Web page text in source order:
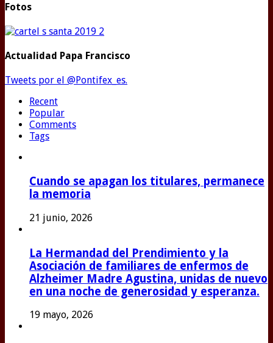
Fotos
Actualidad Papa Francisco
Tweets por el @Pontifex_es.
Recent
Popular
Comments
Tags
Cuando se apagan los titulares, permanece
la memoria
21 junio, 2026
La Hermandad del Prendimiento y la
Asociación de familiares de enfermos de
Alzheimer Madre Agustina, unidas de nuevo
en una noche de generosidad y esperanza.
19 mayo, 2026